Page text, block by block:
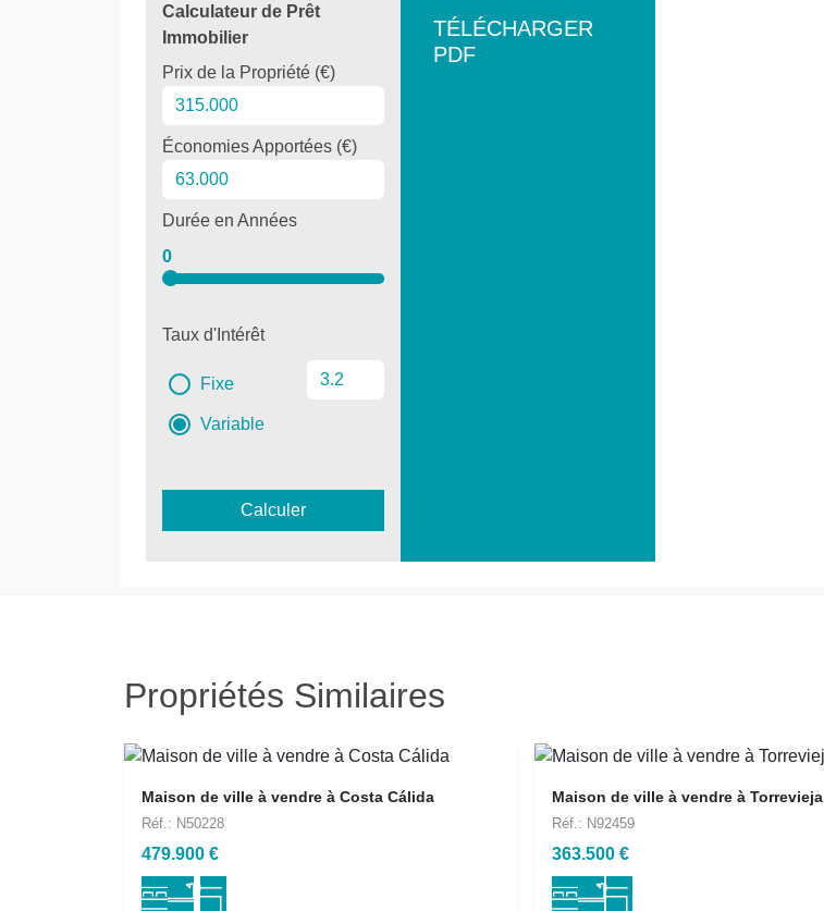
Calculateur de Prêt
Immobilier
Prix de la Propriété (€)
Économies Apportées (€)
Durée en Années
0
Taux d'Intérêt
Fixe
Variable
Calculer
TÉLÉCHARGER
PDF
Propriétés Similaires
Maison de ville à vendre à Costa Cálida
Réf.: N50228
479.900 €
Maison de ville à vendre à Torrevieja
Réf.: N92459
363.500 €